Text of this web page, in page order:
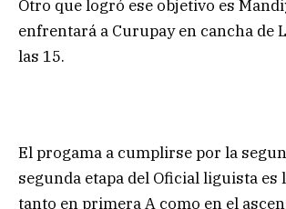
Otro que logró ese objetivo es
enfrentará a Curupay en cancha de
las 15.
El progama a cumplirse por la
segunda etapa del Oficial liguista es
tanto en primera A como en el